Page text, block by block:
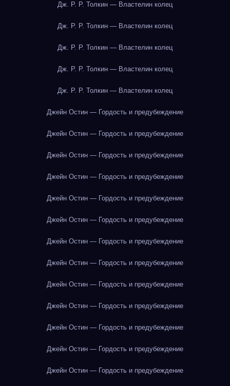
Дж. Р. Р. Толкин — Властелин колец
Дж. Р. Р. Толкин — Властелин колец
Дж. Р. Р. Толкин — Властелин колец
Дж. Р. Р. Толкин — Властелин колец
Дж. Р. Р. Толкин — Властелин колец
Джейн Остин — Гордость и предубеждение
Джейн Остин — Гордость и предубеждение
Джейн Остин — Гордость и предубеждение
Джейн Остин — Гордость и предубеждение
Джейн Остин — Гордость и предубеждение
Джейн Остин — Гордость и предубеждение
Джейн Остин — Гордость и предубеждение
Джейн Остин — Гордость и предубеждение
Джейн Остин — Гордость и предубеждение
Джейн Остин — Гордость и предубеждение
Джейн Остин — Гордость и предубеждение
Джейн Остин — Гордость и предубеждение
Джейн Остин — Гордость и предубеждение